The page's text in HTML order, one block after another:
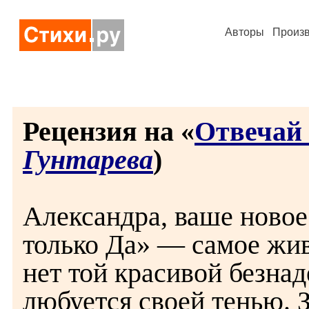
Авторы
Рецензия на «Отвечай
Гунтарева)
Александра, ваше
только Да» — самое
нет той красивой
любуется своей тенью.